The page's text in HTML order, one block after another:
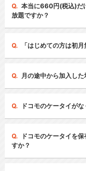
本当に660円(税込)だ
放題ですか？
「はじめての方は初
月の途中から加入し
ドコモのケータイが
ドコモのケータイを
すか？